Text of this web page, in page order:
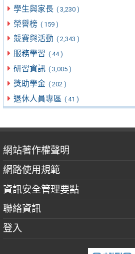
學生與家長 ( 3,230 )
榮譽榜 ( 159 )
競賽與活動 ( 2,343 )
服務學習 ( 44 )
研習資訊 ( 3,005 )
獎助學金 ( 202 )
退休人員專區 ( 41 )
網站著作權聲明
網路使用規範
資訊安全管理要點
聯絡資訊
登入